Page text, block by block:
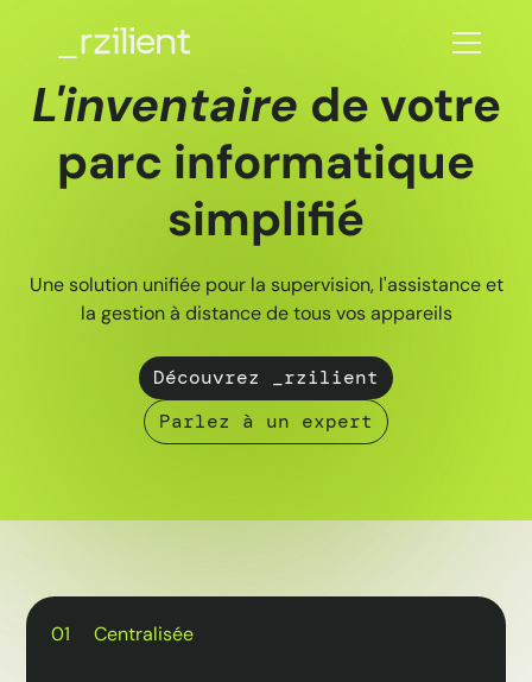
L'inventaire de votre
parc informatique
simplifié
Une solution unifiée pour la supervision, l'assistance et
la gestion à distance de tous vos appareils
Découvrez _rzilient
Parlez à un expert
01 Centralisée